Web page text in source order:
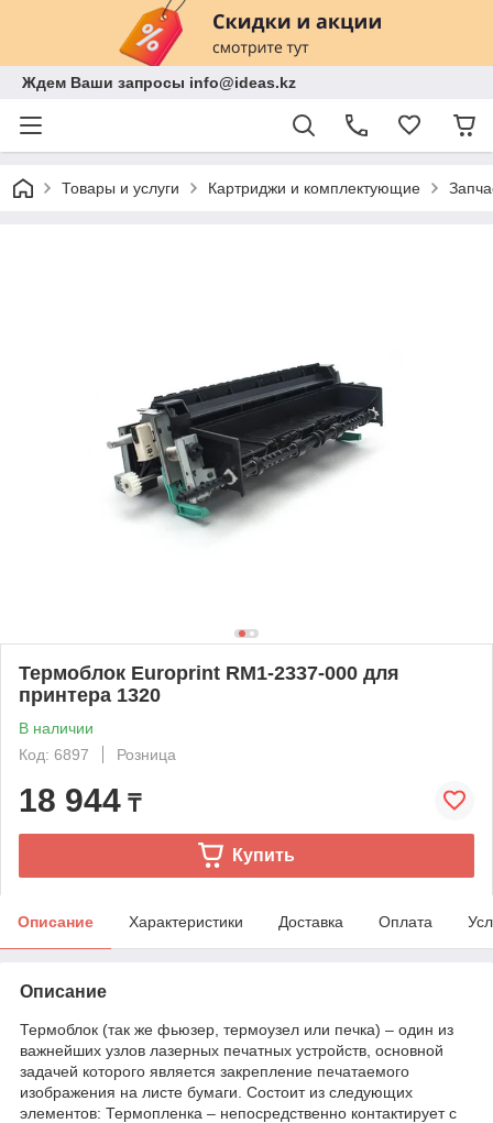
Ждем Ваши запросы info@ideas.kz
Товары и услуги Картриджи и комплектующие
Термоблок Europrint RM1-2337-000 для
принтера 1320
В наличии
Код: 6897
Розница
18 944 ₸
Купить
Описание Характеристики Доставка Оплата
Описание
Термоблок (так же фьюзер, термоузел или печка) – один из
важнейших узлов лазерных печатных устройств, основной
задачей которого является закрепление печатаемого
изображения на листе бумаги. Состоит из следующих
элементов: Термопленка – непосредственно контактирует с